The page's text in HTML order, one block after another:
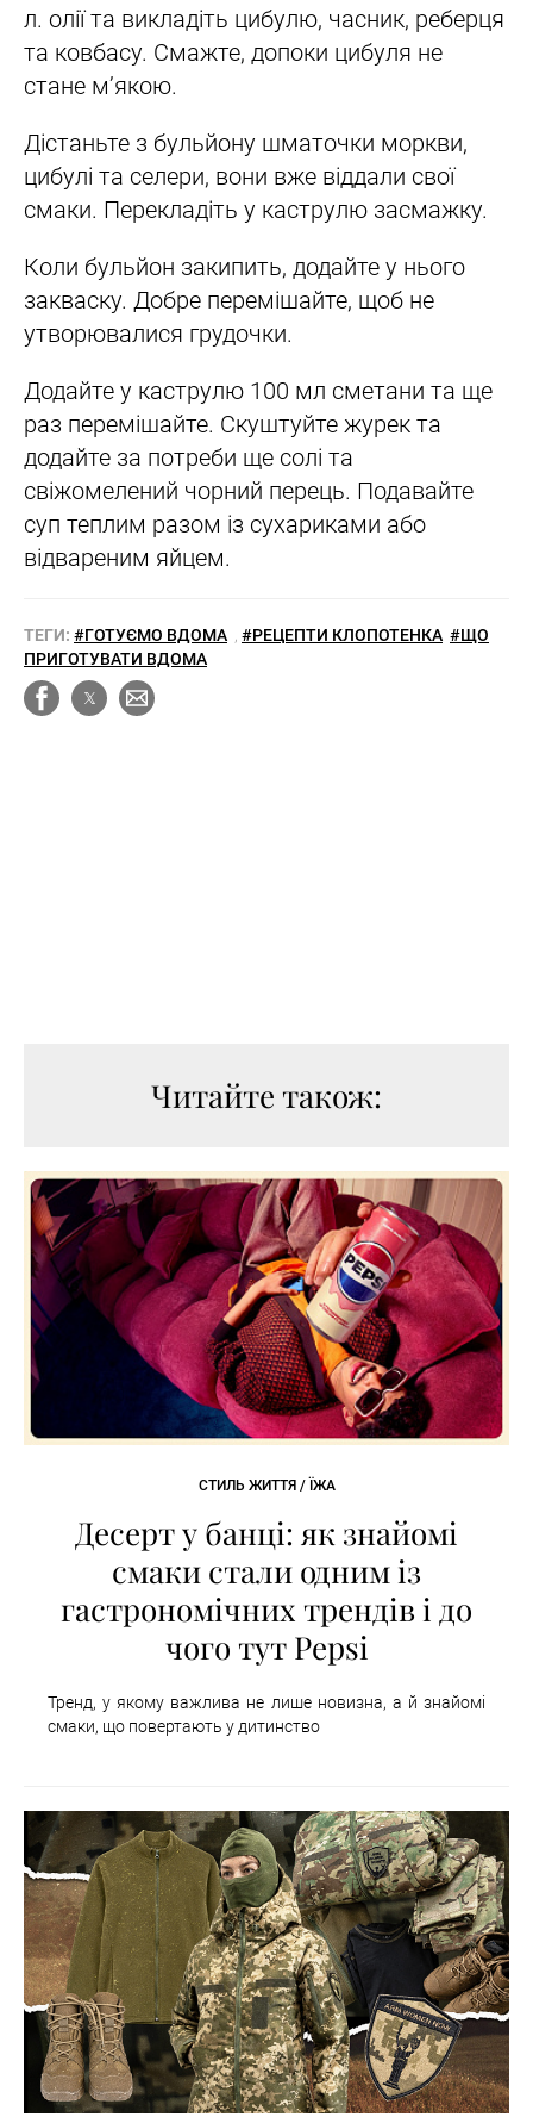
л. олії та викладіть цибулю, часник, реберця
та ковбасу. Смажте, допоки цибуля не
стане м’якою.
Дістаньте з бульйону шматочки моркви,
цибулі та селери, вони вже віддали свої
смаки. Перекладіть у каструлю засмажку.
Коли бульйон закипить, додайте у нього
закваску. Добре перемішайте, щоб не
утворювалися грудочки.
Додайте у каструлю 100 мл сметани та ще
раз перемішайте. Скуштуйте журек та
додайте за потреби ще солі та
свіжомелений чорний перець. Подавайте
суп теплим разом із сухариками або
відвареним яйцем.
ТЕГИ: #ГОТУЄМО ВДОМА #РЕЦЕПТИ КЛОПОТЕНКА #ЩО
ПРИГОТУВАТИ ВДОМА
Читайте також:
СТИЛЬ ЖИТТЯ / ЇЖА
Десерт у банці: як знайомі
смаки стали одним із
гастрономічних трендів і до
чого тут Pepsi
Тренд, у якому важлива не лише новизна, а й знайомі
смаки, що повертають у дитинство